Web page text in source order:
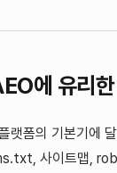
에 유리한
랫폼의 기본기에
사이트맵,